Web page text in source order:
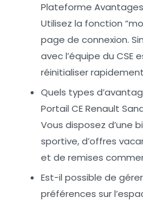
Plateforme
Utilisez la fonction
page de connexion.
avec l’équipe du CSE
réinitialiser
Quels types
Portail CE Renault
Vous disposez d’une
sportive, d’offres
et de remises
Est-il possible de
préférences sur